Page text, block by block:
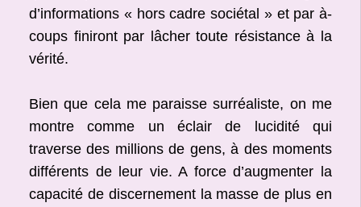
d’informations « hors cadre sociétal » et par à-
coups finiront par lâcher toute résistance à la
vérité.
Bien que cela me paraisse surréaliste, on me
montre comme un éclair de lucidité qui
traverse des millions de gens, à des moments
différents de leur vie. A force d’augmenter la
capacité de discernement la masse de plus en